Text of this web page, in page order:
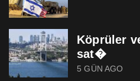
Köprüler
sat�
5 GÜN AGO